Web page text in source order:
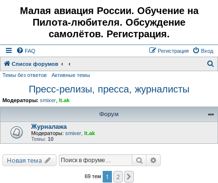
Малая авиация России. Обучение на
Пилота-любителя. Обсуждение
самолётов. Регистрация.
FAQ Вход
Регистрация
Список форумов
Темы без ответов Активные темы
Пресс-релизы, пресса, журналисты
Модераторы: smixer lt.ak
Форум
Журналажа
Модераторы: smixer lt.ak
Темы: 10
Новая тема Поиск
69 тем 1 2